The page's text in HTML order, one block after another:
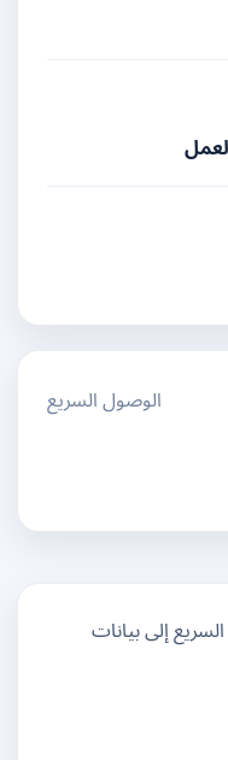
الوصول السريع
إلى بيانات